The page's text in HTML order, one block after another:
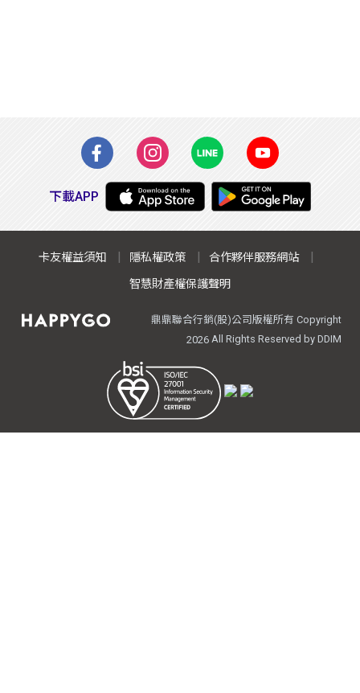
下載APP
卡友權益須知 隱私權政策
合作夥伴服務網站
智慧財產權保護聲明
鼎鼎聯合行銷(股)公司版權所有 Copyright
2026All Rights Reserved by DDIM